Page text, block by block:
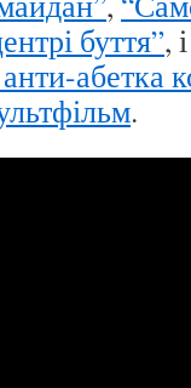
буття”,
абетка
.